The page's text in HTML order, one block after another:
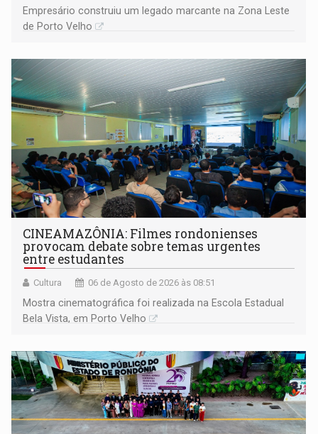
Empresário construiu um legado marcante na Zona Leste
de Porto Velho
CINEAMAZÔNIA: Filmes rondonienses
provocam debate sobre temas urgentes
entre estudantes
Cultura 06 de Agosto de 2026 às 08:51
Mostra cinematográfica foi realizada na Escola Estadual
Bela Vista, em Porto Velho